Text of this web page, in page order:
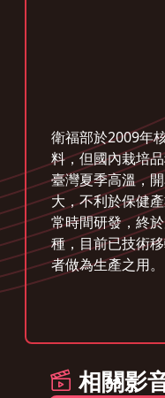
衛福部於2009年
料，但國內栽培
臺灣夏季高溫，
大，不利於保健
常時間研發，終
種，目前已技術
者做為生產之用。
相關影